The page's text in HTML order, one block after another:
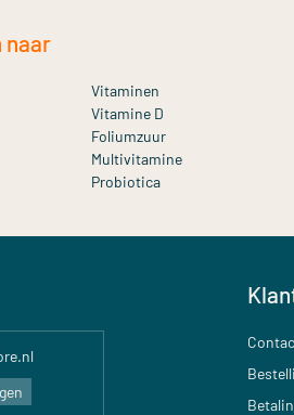
naar
Vitaminen
Vitamine D
Foliumzuur
Multivitamine
Probiotica